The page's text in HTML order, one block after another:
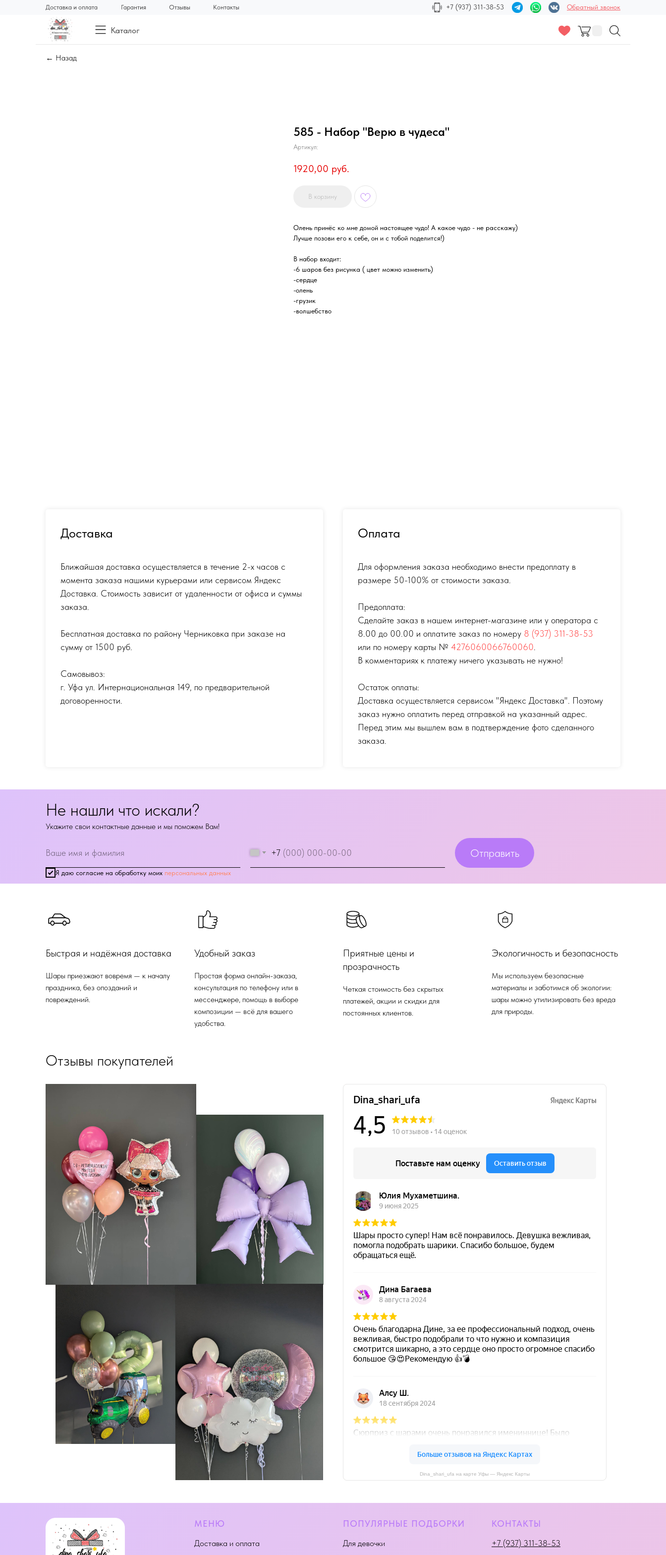
Отзывы Обратный звонок
+7 (937) 311-38-53
Контакты
Гарантия
Доставка и оплата
Каталог
← Назад
585 - Набор "Верю в чудеса"
Артикул:
1920,00 руб.
В корзину
Олень принёс ко мне домой настоящее чудо! А какое чудо - не расскажу)
Лучше позови его к себе, он и с тобой поделится!)
В набор входит:
-6 шаров без рисунка ( цвет можно изменить)
-сердце
-олень
-грузик
-волшебство
Доставка
Ближайшая доставка осуществляется в течение 2-х часов с
момента заказа нашими курьерами или сервисом Яндекс
Доставка. Стоимость зависит от удаленности от офиса и суммы
заказа.
Бесплатная доставка по району Черниковка при заказе на
сумму от 1500 руб.
Самовывоз:
г. Уфа ул. Интернациональная 149, по предварительной
договоренности.
Оплата
Для оформления заказа необходимо внести предоплату в
размере 50-100% от стоимости заказа.
Предоплата:
Сделайте заказ в нашем интернет-магазине или у оператора с
8.00 до 00.00 и оплатите заказ по номеру 8 (937) 311-38-53
или по номеру карты № 4276060066760060
В комментариях к платежу ничего указывать не нужно!
Остаток оплаты:
Доставка осуществляется сервисом "Яндекс Доставка". Поэтому
заказ нужно оплатить перед отправкой на указанный адрес.
Перед этим мы вышлем вам в подтверждение фото сделанного
заказа.
+7
Я даю согласие на обработку моих персональных данных
Отправить
Не нашли что искали?
Укажите свои контактные данные и мы поможем Вам!
Быстрая и надёжная доставка
Шары приезжают вовремя — к началу
праздника, без опозданий и
повреждений.
Удобный заказ
Простая форма онлайн-заказа,
консультация по телефону или в
мессенджере, помощь в выборе
композиции — всё для вашего
удобства.
Приятные цены и
прозрачность
Четкая стоимость без скрытых
платежей, акции и скидки для
постоянных клиентов.
Экологичность и безопасность
Мы используем безопасные
материалы и заботимся об экологии:
шары можно утилизировать без вреда
для природы.
Отзывы покупателей
Dina_shari_ufa на карте Уфы — Яндекс Карты
МЕНЮ
Доставка и оплата
ПОПУЛЯРНЫЕ ПОДБОРКИ
Для девочки
КОНТАКТЫ
+7 (937) 311-38-53